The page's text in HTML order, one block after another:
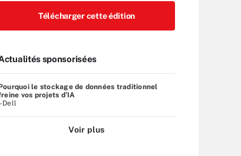
Télécharger cette édition
sponsorisées
le stockage de données traditionnel
vos projets d’IA
Voir plus